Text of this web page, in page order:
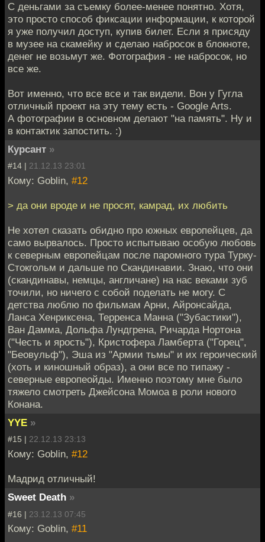
С деньгами за съемку более-менее понятно. Хотя,
это просто способ фиксации информации, к которой
я уже получил доступ, купив билет. Если я присяду
в музее на скамейку и сделаю набросок в блокноте,
денег не возьмут же. Фотография - не набросок, но
все же.
Вот именно, что все все и так видели. Вон у Гугла
отличный проект на эту тему есть - Google Arts.
А фотографии в основном делают "на память". Ну и
в контактик запостить. :)
Курсант »
#14 | 21.12.13 23:01
Кому: Goblin, #12
> да они вроде и не просят, камрад, их любить
Не хотел сказать обидно про южных европейцев, да
само вырвалось. Просто испытываю особую любовь
к северным европейцам после паромного тура Турку-
Стокгольм и дальше по Скандинавии. Знаю, что они
(скандинавы, немцы, англичане) на нас веками зуб
точили, но ничего с собой поделать не могу. С
детства люблю по фильмам Арни, Айронсайда,
Ланса Хенриксена, Терренса Манна ("Зубастики"),
Ван Дамма, Дольфа Лундгрена, Ричарда Нортона
("Честь и ярость"), Кристофера Ламберта ("Горец",
"Беовульф"), Эша из "Армии тьмы" и их героический
(хоть и киношный образ), а они все по типажу -
северные европеойды. Именно поэтому мне было
тяжело смотреть Джейсона Момоа в роли нового
Конана.
YYE »
#15 | 22.12.13 23:13
Кому: Goblin, #12
Мадрид отличный!
Sweet Death »
#16 | 23.12.13 07:45
Кому: Goblin, #11